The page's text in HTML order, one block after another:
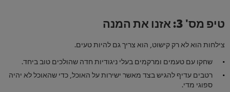
טיפ מס' 3: אזנו את המנה
צילחות הוא לא רק קישוט, הוא צריך גם להיות טעים.
שחקו עם טעמים ומרקמים בעלי ניגודיות חדה שהולכים טוב ביחד.
רטבים עדיף להגיש בצד מאשר ישירות על האוכל, כדי שהאוכל לא יהיה
ספוגי מדי.